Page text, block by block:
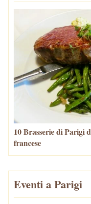
10 Brasserie di Parigi
francese
Eventi a Parigi